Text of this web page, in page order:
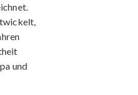
und